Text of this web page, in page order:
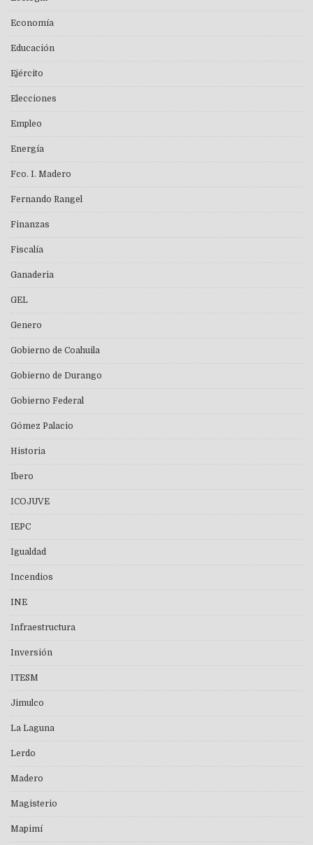
Economía
Educación
Ejército
Elecciones
Empleo
Energía
Fco. I. Madero
Fernando Rangel
Finanzas
Fiscalía
Ganaderia
GEL
Genero
Gobierno de Coahuila
Gobierno de Durango
Gobierno Federal
Gómez Palacio
Historia
Ibero
ICOJUVE
IEPC
Igualdad
Incendios
INE
Infraestructura
Inversión
ITESM
Jimulco
La Laguna
Lerdo
Madero
Magisterio
Mapimí